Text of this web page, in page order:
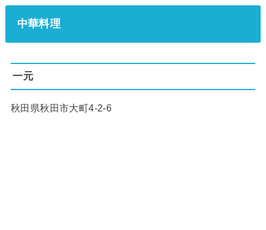
中華料理
一元
秋田県秋田市大町4-2-6